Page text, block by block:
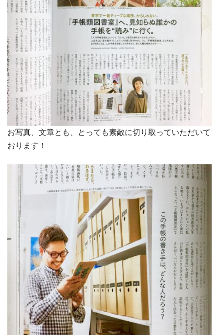
お写真、文章とも、とっても素敵に切り取っていただいて
おります！